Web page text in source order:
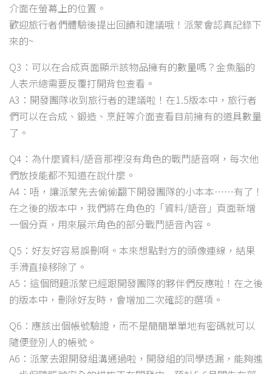
介面在螢幕上的位置。
歡迎旅行者們體驗後提出回饋和建議哦！派蒙會認真記錄下
來的~
Q3：可以在合成頁面顯示該物品擁有的數量嗎？金魚腦的
人表示總需要反覆打開背包查看。
A3：開發團隊收到旅行者的建議啦！在1.5版本中，旅行者
們可以在合成、鍛造、烹飪等介面查看目前擁有的道具數量
了。
Q4：為什麼資料/語音那裡沒有角色的戰鬥語音啊，每次他
們放技能都不知道在說什麼。
A4：唔，讓派蒙先去偷偷翻下開發團隊的小本本……有了！
在之後的版本中，我們將在角色的「資料/語音」頁面新增
一個分頁，用來展示角色的部分戰鬥語音內容。
Q5：好友好容易誤刪啊。本來想點對方的頭像連線，結果
手滑直接移除了。
A5：這個問題派蒙已經跟開發團隊的夥伴們反應啦！在之後
的版本中，刪除好友時，會增加二次確認的選項。
Q6：應該出個帳號驗證，而不是簡簡單單地有密碼就可以
隨便登別人的帳號。
A6：派蒙去跟開發組溝通過啦，開發組的同學透漏，能夠進